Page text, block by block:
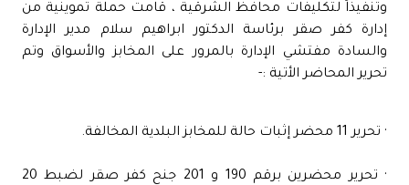
وتنفيذاً لتكليفات محافظ الشرقية ، قامت حملة تموينية من
إدارة كفر صقر برئاسة الدكتور ابراهيم سلام مدير الإدارة
والسادة مفتشي الإدارة بالمرور على المخابز والأسواق وتم
تحرير المحاضر الأتية :-
· تحرير 11 محضر إثبات حالة للمخابز البلدية المخالفة.
· تحرير محضرين برقم 190 و 201 جنح كفر صقر لضبط 20